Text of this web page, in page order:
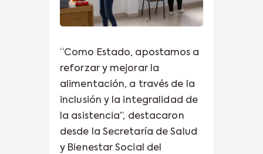
“Como Estado, apostamos a
reforzar y mejorar la
alimentación, a través de la
inclusión y la integralidad de
la asistencia”, destacaron
desde la Secretaría de Salud
y Bienestar Social del